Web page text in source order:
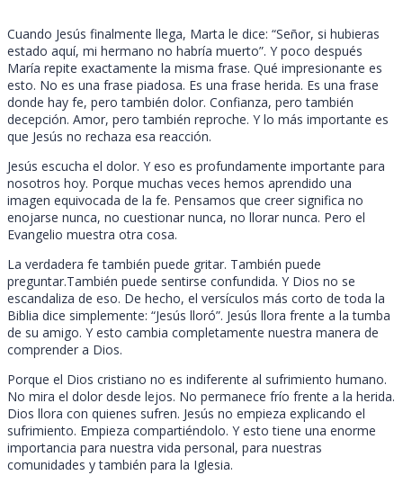
Cuando Jesús finalmente llega, Marta le dice: “Señor, si hubieras
estado aquí, mi hermano no habría muerto”. Y poco después
María repite exactamente la misma frase. Qué impresionante es
esto. No es una frase piadosa. Es una frase herida. Es una frase
donde hay fe, pero también dolor. Confianza, pero también
decepción. Amor, pero también reproche. Y lo más importante es
que Jesús no rechaza esa reacción.
Jesús escucha el dolor. Y eso es profundamente importante para
nosotros hoy. Porque muchas veces hemos aprendido una
imagen equivocada de la fe. Pensamos que creer significa no
enojarse nunca, no cuestionar nunca, no llorar nunca. Pero el
Evangelio muestra otra cosa.
La verdadera fe también puede gritar. También puede
preguntar.También puede sentirse confundida. Y Dios no se
escandaliza de eso. De hecho, el versículos más corto de toda la
Biblia dice simplemente: “Jesús lloró”. Jesús llora frente a la tumba
de su amigo. Y esto cambia completamente nuestra manera de
comprender a Dios.
Porque el Dios cristiano no es indiferente al sufrimiento humano.
No mira el dolor desde lejos. No permanece frío frente a la herida.
Dios llora con quienes sufren. Jesús no empieza explicando el
sufrimiento. Empieza compartiéndolo. Y esto tiene una enorme
importancia para nuestra vida personal, para nuestras
comunidades y también para la Iglesia.